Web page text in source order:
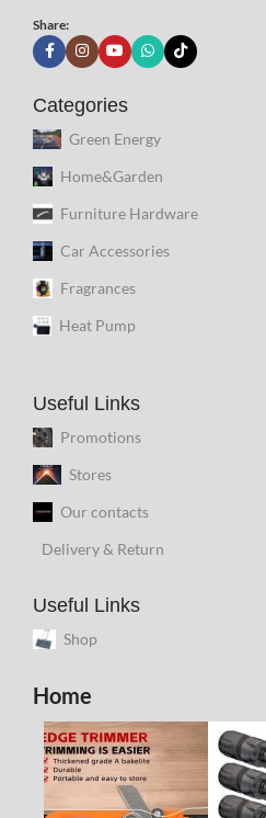
Share:
Categories
Green Energy
Home&Garden
Furniture Hardware
Car Accessories
Fragrances
Heat Pump
Useful Links
Promotions
Stores
Our contacts
Delivery & Return
Useful Links
Shop
Home